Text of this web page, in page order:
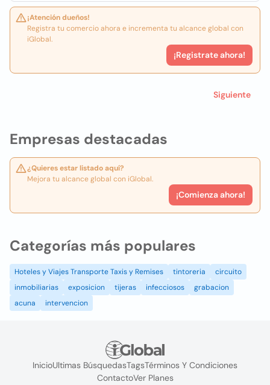
Empresas destacadas
¿Quieres estar listado aquí?
Mejora tu alcance global con iGlobal.
¡Comienza ahora!
¡Atención dueños!
Registra tu comercio ahora e incrementa tu alcance global con
iGlobal.
¡Registrate ahora!
Siguiente
Categorías más populares
Hoteles y Viajes Transporte Taxis y Remises tintoreria
circuito
inmobiliarias
exposicion tijeras infecciosos
grabacion
acuna
intervencion
InicioUltimas BúsquedasTagsTérminos Y Condiciones
ContactoVer Planes